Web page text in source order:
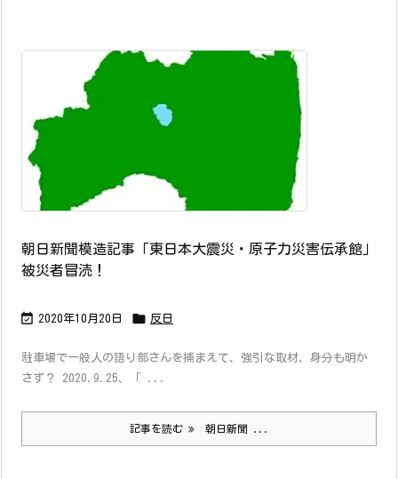
朝日新聞模造記事「東日本大震災・原子力災害伝承館」
被災者冒涜！
 2020年10月20日  反日
駐車場で一般人の語り部さんを捕まえて、強引な取材、身分も明か
さず？ 2020.9.25、「 ...
記事を読む 朝日新聞 ...